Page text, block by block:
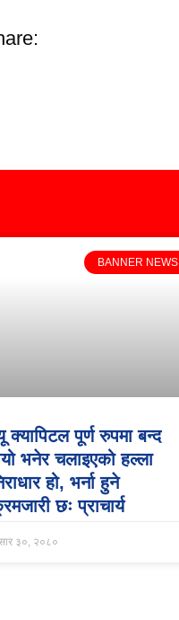
BANNER NEWS
क्यापिटल पूर्ण रुपमा बन्द
भनेर चलाइएको हल्ला
हो, भर्ना हुने
छः प्राचार्य
३०, २०८०